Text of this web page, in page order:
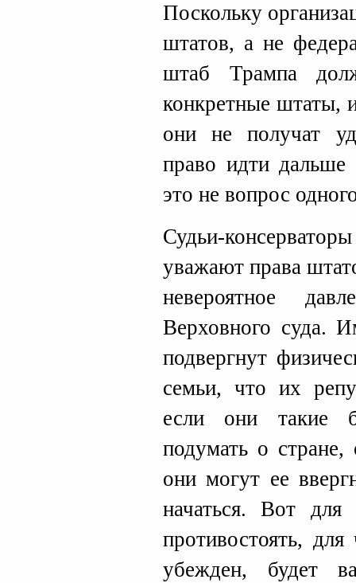
Поскольку
штатов, а не
штаб Трампа
конкретные штаты,
они не получат
право идти
это не вопрос
Судьи-
уважают права
невероятное
Верховного суда.
подвергнут
семьи, что их
если они такие
подумать о
они могут ее
начаться. Вот
противостоять,
убежден, будет